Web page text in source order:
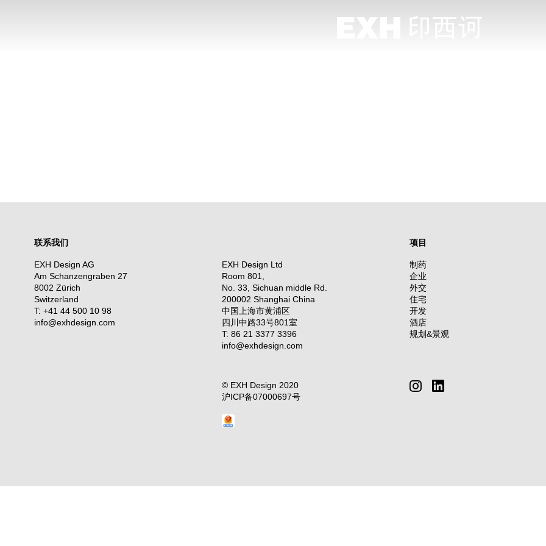
联系我们
EXH Design AG
Am Schanzengraben 27
8002 Zürich
Switzerland
T: +41 44 500 10 98
info@exhdesign.com
EXH Design Ltd
Room 801,
No. 33, Sichuan middle Rd.
200002 Shanghai China
中国上海市黄浦区
四川中路33号801室
T: 86 21 3377 3396
info@exhdesign.com
项目
制药
企业
外交
住宅
开发
酒店
规划&景观
© EXH Design 2020
沪ICP备07000697号
instagram